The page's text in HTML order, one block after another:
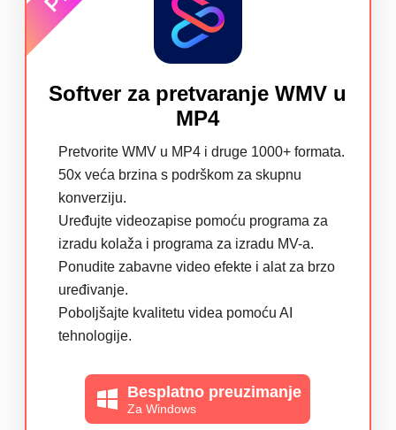
Softver za pretvaranje WMV u
MP4
Pretvorite WMV u MP4 i druge 1000+ formata.
50x veća brzina s podrškom za skupnu
konverziju.
Uređujte videozapise pomoću programa za
izradu kolaža i programa za izradu MV-a.
Ponudite zabavne video efekte i alat za brzo
uređivanje.
Poboljšajte kvalitetu videa pomoću AI
tehnologije.
Besplatno preuzimanje
Za Windows